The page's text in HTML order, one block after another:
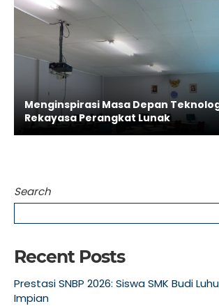
Menginspirasi Masa Depan
Rekayasa Perangkat Lunak
Search
Recent Posts
Prestasi SNBP 2026: Siswa SMK Budi
Impian